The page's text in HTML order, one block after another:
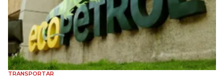
TRANSPORTAR